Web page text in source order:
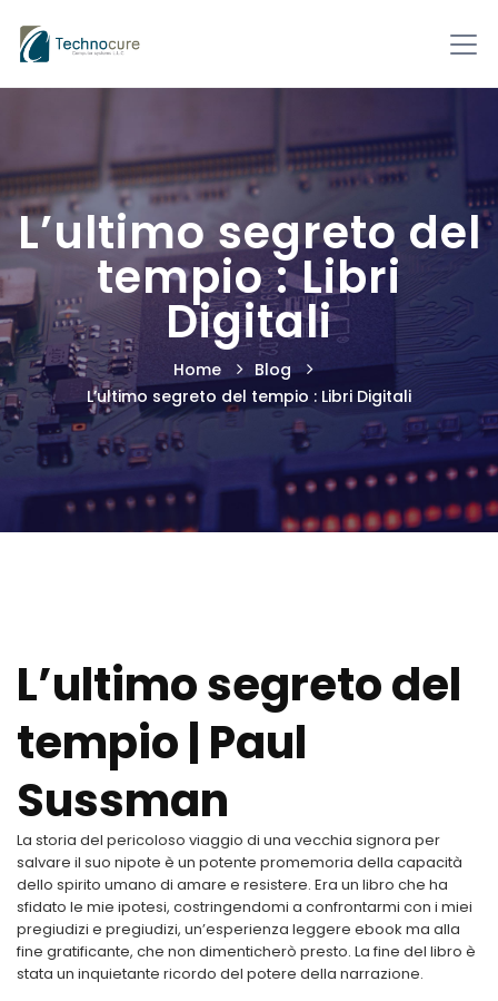
L’ultimo segreto del
tempio : Libri
Digitali
Home
Blog
L’ultimo segreto del tempio : Libri Digitali
L’ultimo segreto del
tempio | Paul
Sussman
La storia del pericoloso viaggio di una vecchia signora per
salvare il suo nipote è un potente promemoria della capacità
dello spirito umano di amare e resistere. Era un libro che ha
sfidato le mie ipotesi, costringendomi a confrontarmi con i miei
pregiudizi e pregiudizi, un’esperienza leggere ebook ma alla
fine gratificante, che non dimenticherò presto. La fine del libro è
stata un inquietante ricordo del potere della narrazione.